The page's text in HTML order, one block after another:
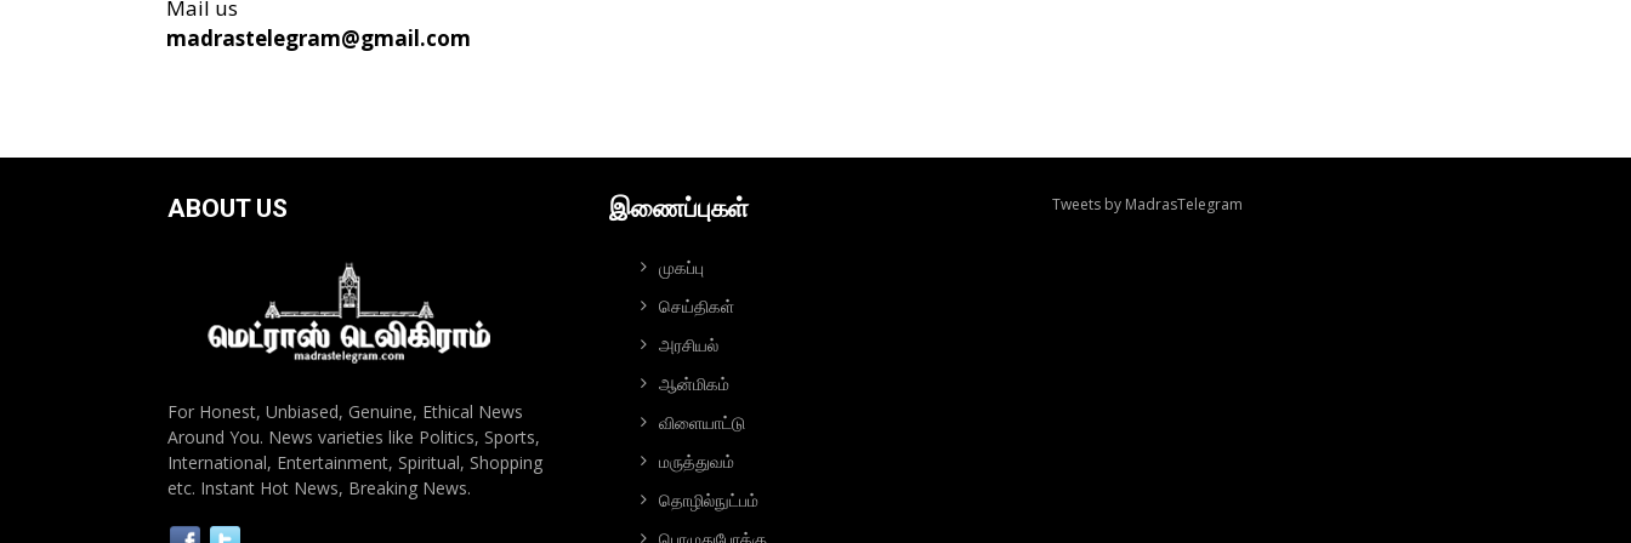
Mail us
madrastelegram@gmail.com
ABOUT US
For Honest, Unbiased, Genuine, Ethical News
Around You. News varieties like Politics, Sports,
International, Entertainment, Spiritual, Shopping
etc. Instant Hot News, Breaking News.
இணைப்புகள்
முகப்பு
செய்திகள்
அரசியல்
ஆன்மிகம்
விளையாட்டு
மரு‌த்துவ‌ம்
தொ‌ழி‌ல்நு‌ட்ப‌ம்
Tweets by MadrasTelegram